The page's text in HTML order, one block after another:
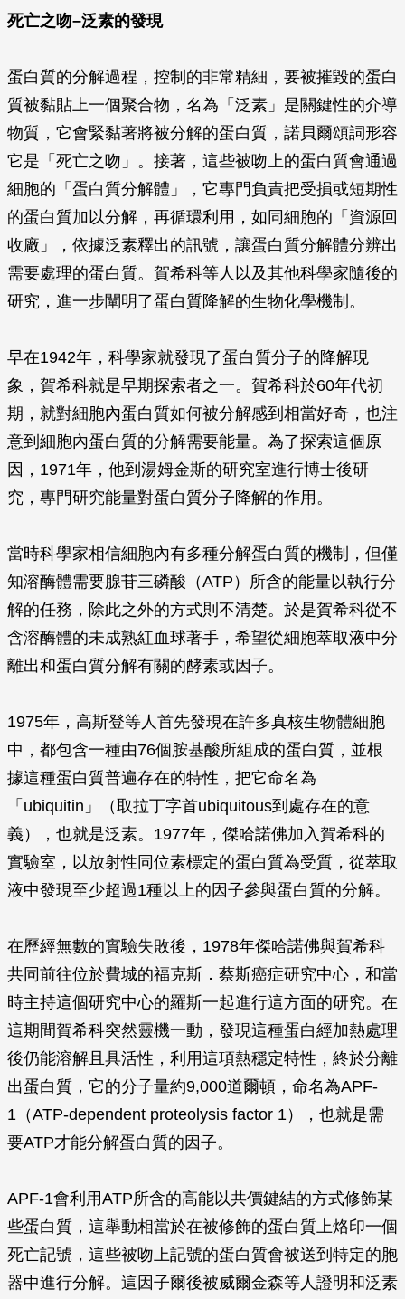
死亡之吻–泛素的發現
蛋白質的分解過程，控制的非常精細，要被摧毀的蛋白
質被黏貼上一個聚合物，名為「泛素」是關鍵性的介導
物質，它會緊黏著將被分解的蛋白質，諾貝爾頌詞形容
它是「死亡之吻」。接著，這些被吻上的蛋白質會通過
細胞的「蛋白質分解體」，它專門負責把受損或短期性
的蛋白質加以分解，再循環利用，如同細胞的「資源回
收廠」，依據泛素釋出的訊號，讓蛋白質分解體分辨出
需要處理的蛋白質。賀希科等人以及其他科學家隨後的
研究，進一步闡明了蛋白質降解的生物化學機制。
早在1942年，科學家就發現了蛋白質分子的降解現
象，賀希科就是早期探索者之一。賀希科於60年代初
期，就對細胞內蛋白質如何被分解感到相當好奇，也注
意到細胞內蛋白質的分解需要能量。為了探索這個原
因，1971年，他到湯姆金斯的研究室進行博士後研
究，專門研究能量對蛋白質分子降解的作用。
當時科學家相信細胞內有多種分解蛋白質的機制，但僅
知溶酶體需要腺苷三磷酸（ATP）所含的能量以執行分
解的任務，除此之外的方式則不清楚。於是賀希科從不
含溶酶體的未成熟紅血球著手，希望從細胞萃取液中分
離出和蛋白質分解有關的酵素或因子。
1975年，高斯登等人首先發現在許多真核生物體細胞
中，都包含一種由76個胺基酸所組成的蛋白質，並根
據這種蛋白質普遍存在的特性，把它命名為
「ubiquitin」（取拉丁字首ubiquitous到處存在的意
義），也就是泛素。1977年，傑哈諾佛加入賀希科的
實驗室，以放射性同位素標定的蛋白質為受質，從萃取
液中發現至少超過1種以上的因子參與蛋白質的分解。
在歷經無數的實驗失敗後，1978年傑哈諾佛與賀希科
共同前往位於費城的福克斯．蔡斯癌症研究中心，和當
時主持這個研究中心的羅斯一起進行這方面的研究。在
這期間賀希科突然靈機一動，發現這種蛋白經加熱處理
後仍能溶解且具活性，利用這項熱穩定特性，終於分離
出蛋白質，它的分子量約9,000道爾頓，命名為APF-
1（ATP-dependent proteolysis factor 1），也就是需
要ATP才能分解蛋白質的因子。
APF-1會利用ATP所含的高能以共價鍵結的方式修飾某
些蛋白質，這舉動相當於在被修飾的蛋白質上烙印一個
死亡記號，這些被吻上記號的蛋白質會被送到特定的胞
器中進行分解。這因子爾後被威爾金森等人證明和泛素